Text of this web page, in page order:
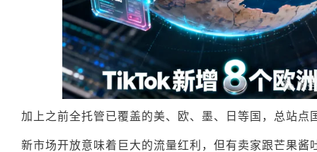
加上之前全托管已覆盖的美、欧、墨、日等国，总站点
新市场开放意味着巨大的流量红利，但有卖家跟芒果酱